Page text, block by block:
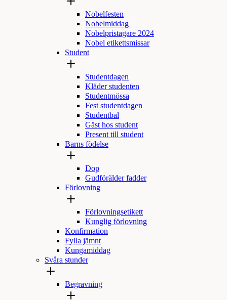
Nobelfesten
Nobelmiddag
Nobelpristagare 2024
Nobel etikettsmissar
Student
Studentdagen
Kläder studenten
Studentmössa
Fest studentdagen
Studentbal
Gäst hos student
Present till student
Barns födelse
Dop
Gudförälder fadder
Förlovning
Förlovningsetikett
Kunglig förlovning
Konfirmation
Fylla jämnt
Kungamiddag
Svåra stunder
Begravning